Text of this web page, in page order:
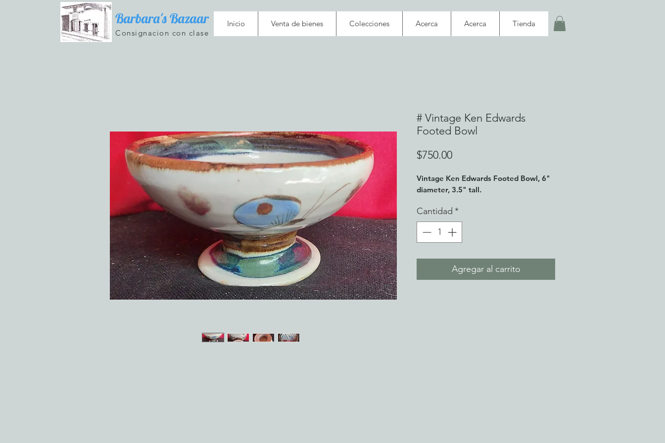
Barbara's Bazaar
Consignacion con clase
Inicio Venta de bienes Colecciones Acerca Acerca Tienda
# Vintage Ken Edwards
Footed Bowl
$750.00Precio
Vintage Ken Edwards Footed Bowl, 6"
diameter, 3.5" tall.
Cantidad *
Agregar al carrito